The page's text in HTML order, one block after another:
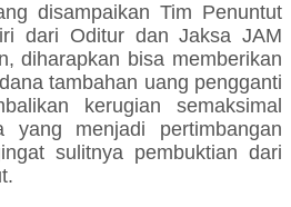
disampaikan Tim Penuntut
dari Oditur dan Jaksa JAM
diharapkan bisa memberikan
tambahan uang pengganti
kerugian semaksimal
yang menjadi pertimbangan
sulitnya pembuktian dari